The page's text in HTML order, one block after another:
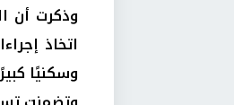
وذكرت أن
اتخاذ
وسكنيًا